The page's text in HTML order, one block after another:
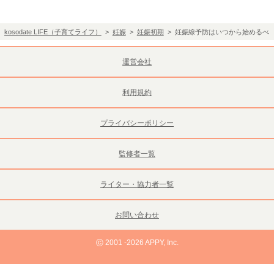
kosodate LIFE（子育てライフ） > 妊娠> 妊娠初期 > 妊娠線予防はいつから始めるべ
運営会社
利用規約
プライバシーポリシー
監修者一覧
ライター・協力者一覧
お問い合わせ
©2001 -2026 APPY, Inc.